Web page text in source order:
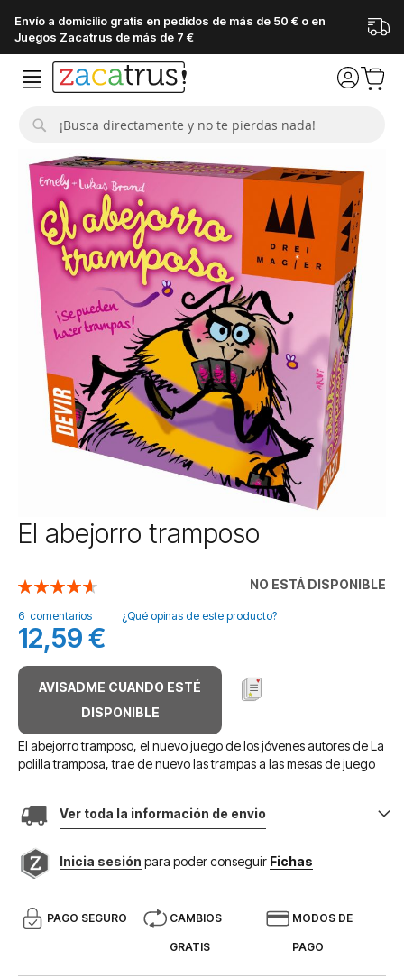
Envío a domicilio gratis en pedidos de más de 50 € o en
Juegos Zacatrus de más de 7 €
final
galería
imágenes
Saltar
al
de
la
galería
de
imágenes
El abejorro tramposo
NO ESTÁ DISPONIBLE
Valoración:
6 comentarios ¿Qué opinas de este producto?
12,59 €
AVISADME CUANDO ESTÉ
DISPONIBLE
El abejorro tramposo, el nuevo juego de los jóvenes autores de La
polilla tramposa, trae de nuevo las trampas a las mesas de juego
Ver toda la información de envio
Inicia sesión para poder conseguir Fichas
PAGO SEGURO CAMBIOS
GRATIS
MODOS DE
PAGO